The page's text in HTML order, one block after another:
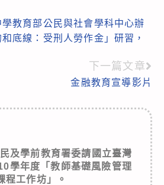
教育部公民與社會學科中心辦
底線：受刑人勞作金」研習，
下一篇文章
金融教育宣導影片
及學前教育署委請國立臺灣
學年度「教師基礎風險管理
程工作坊」。